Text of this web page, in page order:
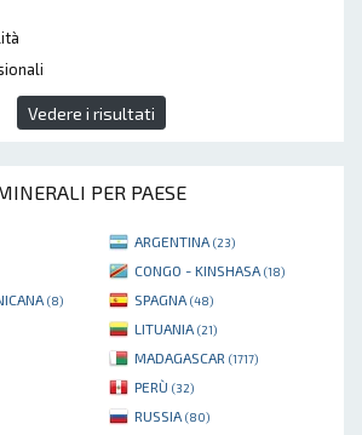
Vedere i risultati
PER PAESE
ARGENTINA (23)
CONGO - KINSHASA (18)
(8) SPAGNA (48)
LITUANIA (21)
MADAGASCAR (1717)
PERÙ (32)
RUSSIA (80)